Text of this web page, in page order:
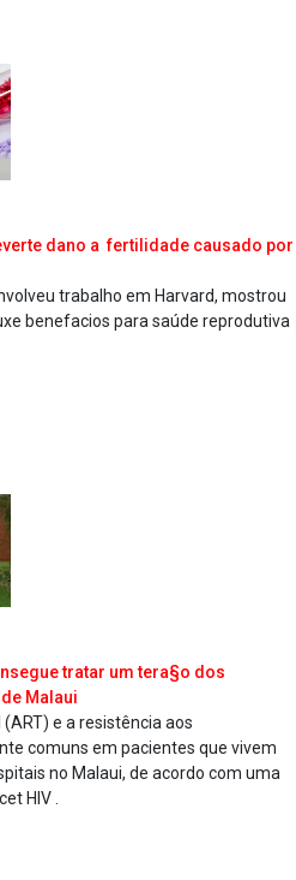
dano a fertilidade causado por
trabalho em Harvard, mostrou
benefa­cios para saúde reprodutiva
tratar um tera§o dos
Malaui
e a resistência aos
comuns em pacientes que vivem
no Malaui, de acordo com uma
HIV .